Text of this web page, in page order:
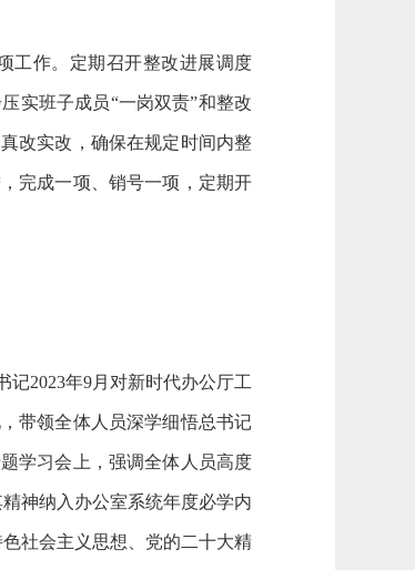
工作。定期召开整改进展调度
实班子成员“一岗双责”和整改
改实改，确保在规定时间内整
完成一项、销号一项，定期开
记2023年9月 对新时代办公厅工
带领全体人员深学细悟总书记
学习会上，强调全体人员高度
精神纳入 办公室系统年度必学内
社会主义思想、党的二十大精